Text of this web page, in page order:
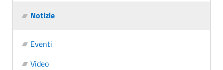
Notizie
Eventi
Video